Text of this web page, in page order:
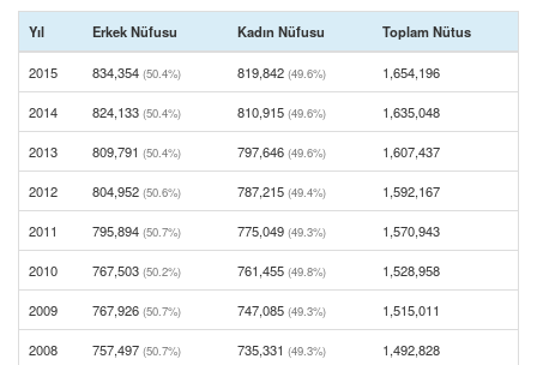
Yıl Erkek Nüfusu Kadın Nüfusu Toplam Nütus
2015 834,354 (50.4%) 819,842 (49.6%) 1,654,196
2014 824,133 (50.4%) 810,915 (49.6%) 1,635,048
2013 809,791 (50.4%) 797,646 (49.6%) 1,607,437
2012 804,952 (50.6%) 787,215 (49.4%) 1,592,167
2011 795,894 (50.7%) 775,049 (49.3%) 1,570,943
2010 767,503 (50.2%) 761,455 (49.8%) 1,528,958
2009 767,926 (50.7%) 747,085 (49.3%) 1,515,011
2008 757,497 (50.7%) 735,331 (49.3%) 1,492,828